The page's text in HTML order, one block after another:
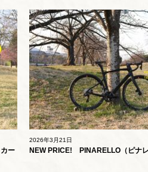
ー
2026年3月21日
NEW PRICE! PINARELLO（ピナ